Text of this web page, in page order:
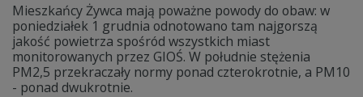
Mieszkańcy Żywca mają poważne powody do obaw: w
poniedziałek 1 grudnia odnotowano tam najgorszą
jakość powietrza spośród wszystkich miast
monitorowanych przez GIOŚ. W południe stężenia
PM2,5 przekraczały normy ponad czterokrotnie, a PM10
- ponad dwukrotnie.